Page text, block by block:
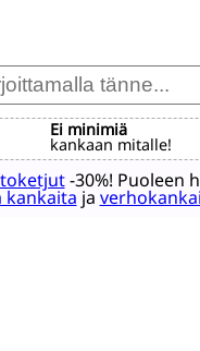
Ei minimiä
kankaan mitalle!
-30%! Puoleen
kankaita ja